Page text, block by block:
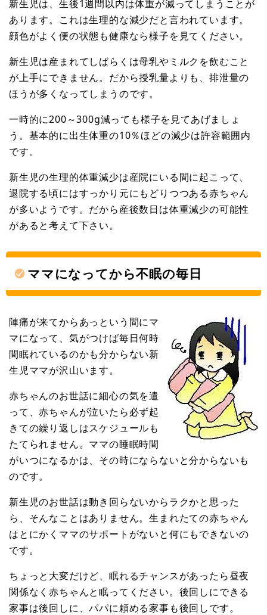
新生児は、生後1週間以内は体重が減ってしまうことが
あります。これは生理的な減少だと言われています。
顔色がよく便の状態も健康なら様子を見てください。
新生児は産まれてしばらくは母乳やミルクを飲むこと
が上手にできません。だから授乳量よりも、排泄量の
ほうが多くなってしまうのです。
一時的に200～300g減っても様子を見てあげましょ
う。基本的に出生体重の10％ほどの減少は許容範囲内
です。
新生児の生理的体重減少は産院にいる間に起こって、
退院する頃にはすっかり元にもどりつつある赤ちゃん
が多いようです。だから産後数日は体重減少の可能性
があると考えて下さい。
ママになってから不眠の毎日
陣痛が来てからあっという間にマ
マになって、気がつけば毎日何時
間眠れているのかも分からない新
生児ママが沢山います。
赤ちゃんのお世話に細心の気を遣
って、赤ちゃんが泣いたら必ず起
きての繰り返しはスケジュールも
たてられません。ママの睡眠時間
がいつになるかは、その時にならないと分からないも
のです。
新生児のお世話は動き回らないからラクかと思った
ら、そんなことはありません。生まれたての赤ちゃん
はとにかくママのサポートがないと何にもできないの
です。
ちょっと大変だけど、眠れるチャンスがあったら昼夜
関係なく赤ちゃんと眠ってください。後回しにできる
家事は後回しに、パパに頼める家事も後回しです。